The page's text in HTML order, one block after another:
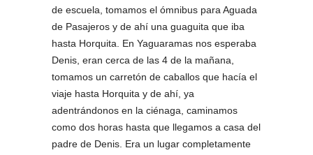
de escuela, tomamos el ómnibus para Aguada
de Pasajeros y de ahí una guaguita que iba
hasta Horquita. En Yaguaramas nos esperaba
Denis, eran cerca de las 4 de la mañana,
tomamos un carretón de caballos que hacía el
viaje hasta Horquita y de ahí, ya
adentrándonos en la ciénaga, caminamos
como dos horas hasta que llegamos a casa del
padre de Denis. Era un lugar completamente